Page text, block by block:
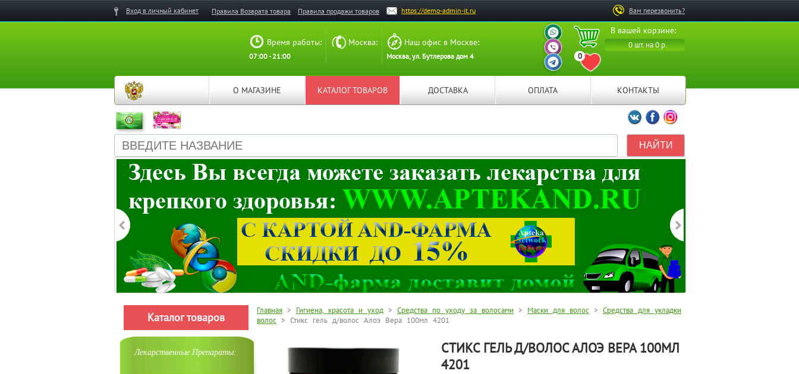
Вам перезвонить?
Вход в личный кабинет Правила Возврата товара Правила продажи товаров https://demo-admin-it.ru
В вашей корзине:
0 шт. на 0 р.
0
ПЕРЕЙТИ В ИЗБРАННОЕ
ВАШ ПЕРСОНАЛЬНЫЙ
МЕНЕДЖЕР
ВАШ ПЕРСОНАЛЬНЫЙ
МЕНЕДЖЕР
ВАШ ПЕРСОНАЛЬНЫЙ
МЕНЕДЖЕР
Время работы:
07:00 - 21:00
Москва: Наш офис в Москве:
Москва, ул. Бутлерова дом 4
О МАГАЗИНЕ КАТАЛОГ ТОВАРОВ ДОСТАВКА ОПЛАТА КОНТАКТЫ
Мы ВКонтакте
Мы на Facebook
Мы в Instagramm
Каталог товаров
Лекарственные Препараты:
Главная > Гигиена, красота и уход > Средства по уходу за волосами > Маски для волос > Средства для укладки
волос > Стикс гель д/волос Алоэ Вера 100мл 4201
СТИКС ГЕЛЬ Д/ВОЛОС АЛОЭ ВЕРА 100МЛ
4201